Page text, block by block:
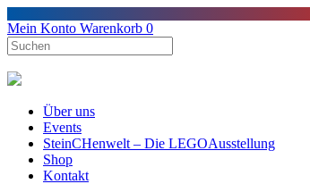
Mein Konto Warenkorb 0
Über uns
Events
SteinCHenwelt – Die LEGOAusstellung
Shop
Kontakt